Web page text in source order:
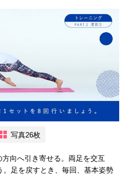
写真26枚
方向へ引き寄せる。両足を交互
。足を戻すとき、毎回、基本姿勢